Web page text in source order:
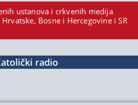
ustanova i crkvenih medija
Bosne i Hercegovine i SR
radio